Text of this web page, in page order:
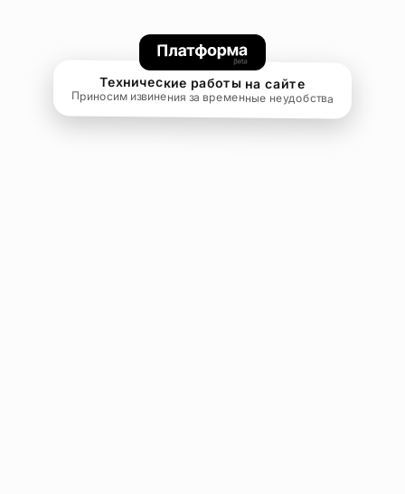
Технические работы на сайте
Приносим извинения за временные неудобства